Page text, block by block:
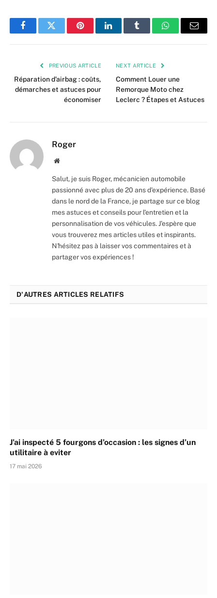
FacebookTwitter PinterestLinkedInTumblr WhatsAppEmail
PREVIOUS ARTICLE
Réparation d’airbag : coûts,
démarches et astuces pour
économiser
NEXT ARTICLE
Comment Louer une
Remorque Moto chez
Leclerc ? Étapes et Astuces
Roger
Website
Salut, je suis Roger, mécanicien automobile
passionné avec plus de 20 ans d'expérience. Basé
dans le nord de la France, je partage sur ce blog
mes astuces et conseils pour l'entretien et la
personnalisation de vos véhicules. J'espère que
vous trouverez mes articles utiles et inspirants.
N'hésitez pas à laisser vos commentaires et à
partager vos expériences !
D'AUTRES ARTICLES RELATIFS
J’ai inspecté 5 fourgons d’occasion : les signes d’un
utilitaire à eviter
17 mai 2026